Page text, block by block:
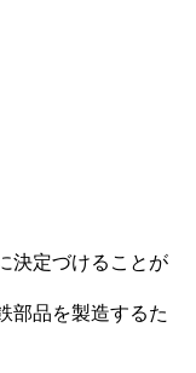
決定づけることが
部品を製造するた